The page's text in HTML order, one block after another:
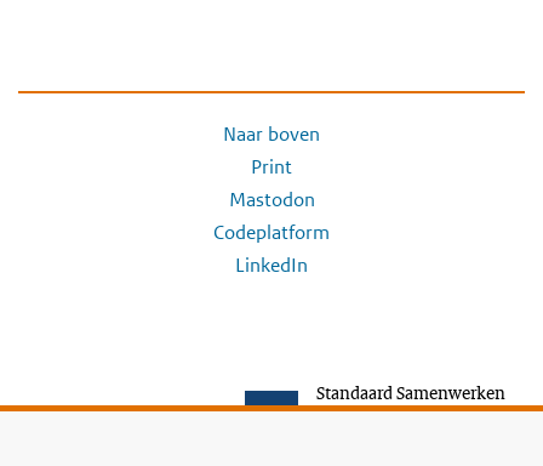
Naar boven
Print
Mastodon
Codeplatform
LinkedIn
Standaard Samenwerken